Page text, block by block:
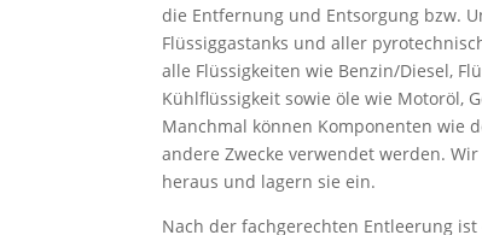
die Entfernung und Entsorgung bzw.
Flüssiggastanks und aller
alle Flüssigkeiten wie Benzin/Diesel,
Kühlflüssigkeit sowie öle wie Motoröl,
Manchmal können Komponenten wie
andere Zwecke verwendet werden.
heraus und lagern sie ein.
Nach der fachgerechten Entleerung